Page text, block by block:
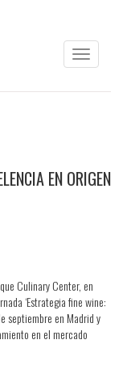
EN ORIGEN
Culinary Center, en
‘Estrategia fine wine:
septiembre en Madrid y
en el mercado